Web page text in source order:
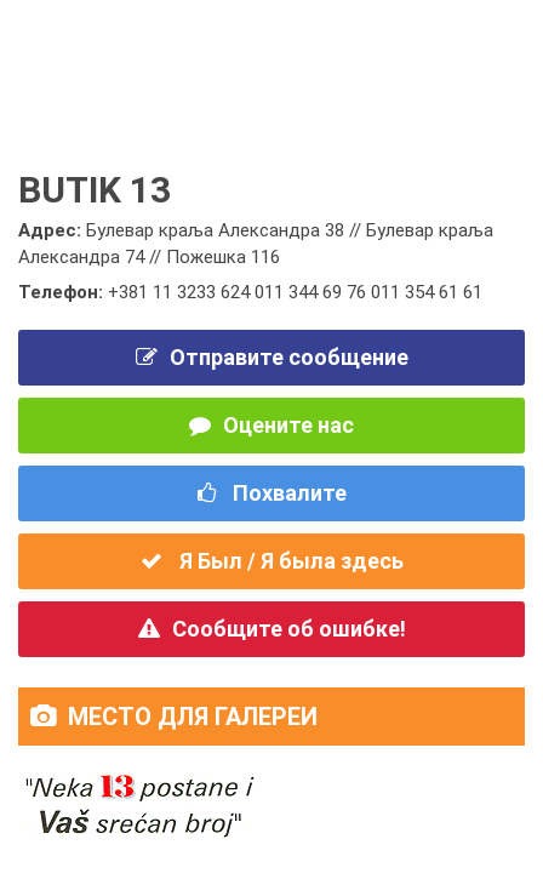
BUTIK 13
Адрес: Булевар краља Александра 38 // Булевар краља
Александра 74 // Пожешка 116
Телефон: +381 11 3233 624 011 344 69 76 011 354 61 61
Отправите сообщение
Оцените нас
Похвалите
Я Был / Я была здесь
Сообщите об ошибке!
МЕСТО ДЛЯ ГАЛЕРЕИ